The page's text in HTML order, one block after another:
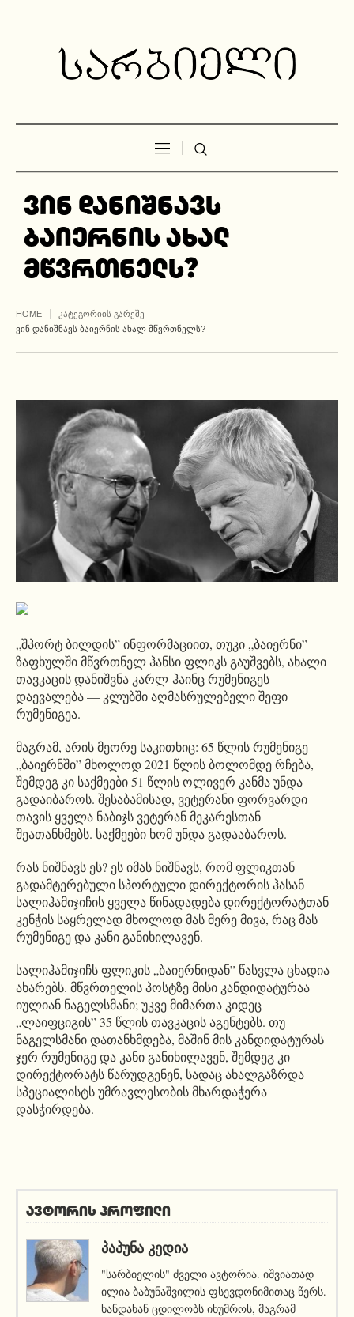
ვინ დანიშნავს
ბაიერნის ახალ
მწვრთნელს?
HOME
ᲙᲐᲢᲔᲒᲝᲠᲘᲘᲡ ᲒᲐᲠᲔᲨᲔ
ᲕᲘᲜ ᲓᲐᲜᲘᲨᲜᲐᲕᲡ ᲑᲐᲘᲔᲠᲜᲘᲡ ᲐᲮᲐᲚ ᲛᲬᲕᲠᲗᲜᲔᲚᲡ?
„შპორტ ბილდის” ინფორმაციით, თუკი „ბაიერნი”
ზაფხულში მწვრთნელ ჰანსი ფლიკს გაუშვებს, ახალი
თავკაცის დანიშვნა კარლ-ჰაინც რუმენიგეს
დაევალება — კლუბში აღმასრულებელი შეფი
რუმენიგეა.
მაგრამ, არის მეორე საკითხიც: 65 წლის რუმენიგე
„ბაიერნში” მხოლოდ 2021 წლის ბოლომდე რჩება,
შემდეგ კი საქმეები 51 წლის ოლივერ კანმა უნდა
გადაიბაროს. შესაბამისად, ვეტერანი ფორვარდი
თავის ყველა ნაბიჯს ვეტერან მეკარესთან
შეათანხმებს. საქმეები ხომ უნდა გადააბაროს.
რას ნიშნავს ეს? ეს იმას ნიშნავს, რომ ფლიკთან
გადამტერებული სპორტული დირექტორის ჰასან
სალიჰამიჯიჩის ყველა წინადადება დირექტორატთან
კენჭის საყრელად მხოლოდ მას მერე მივა, რაც მას
რუმენიგე და კანი განიხილავენ.
სალიჰამიჯიჩს ფლიკის „ბაიერნიდან” წასვლა ცხადია
ახარებს. მწვრთელის პოსტზე მისი კანდიდატურაა
იულიან ნაგელსმანი; უკვე მიმართა კიდეც
„ლაიფციგის” 35 წლის თავკაცის აგენტებს. თუ
ნაგელსმანი დათანხმდება, მაშინ მის კანდიდატურას
ჯერ რუმენიგე და კანი განიხილავენ, შემდეგ კი
დირექტორატს წარუდგენენ, სადაც ახალგაზრდა
სპეციალისტს უმრავლესობის მხარდაჭერა
დასჭირდება.
ავტორის პროფილი
ᲞᲐᲞᲣᲜᲐ ᲙᲔᲓᲘᲐ
"სარბიელის" ძველი ავტორია. იშვიათად
ილია ბაბუნაშვილის ფსევდონიმითაც წერს.
ხანდახან ცდილობს იხუმროს, მაგრამ